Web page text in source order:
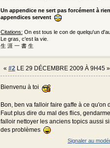
Un appendice ne sert pas forcément à
appendices servent
Citations: On est tous le con de quelqu'un
Le gras, c'est la vie.
生 涯 一 書 生
« #2 LE 29 DÉCEMBRE 2009 À 9H45 »
Bienvenu à toi
Bon, ben va falloir faire gaffe à ce qu'on
Faut plus dire du mal des flics,
falloir nettoyer les anciens topics aussi
des problèmes
Signaler au